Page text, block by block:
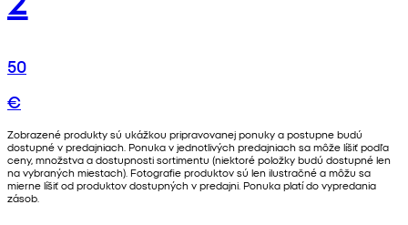
50
€
Zobrazené produkty sú ukážkou pripravovanej ponuky a postupne budú
dostupné v predajniach. Ponuka v jednotlivých predajniach sa môže líšiť podľa
ceny, množstva a dostupnosti sortimentu (niektoré položky budú dostupné len
na vybraných miestach). Fotografie produktov sú len ilustračné a môžu sa
mierne líšiť od produktov dostupných v predajni. Ponuka platí do vypredania
zásob.